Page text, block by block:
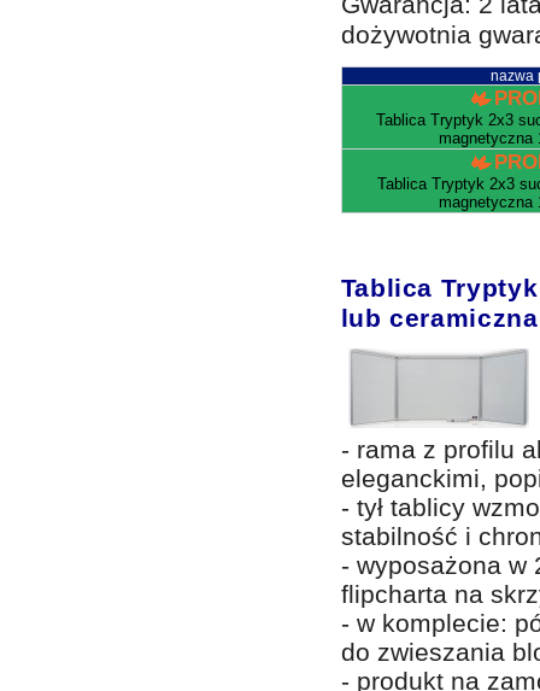
dożywotnia
nazwa
Tablica Tryptyk 2x3
magnetyczna
Tablica Tryptyk 2x3
magnetyczna
Tablica
lub ceramiczna
- rama z profilu
eleganckimi,
- tył tablicy
stabilność i
- wyposażona w
flipcharta na
- w komplecie:
do zwieszania
- produkt na